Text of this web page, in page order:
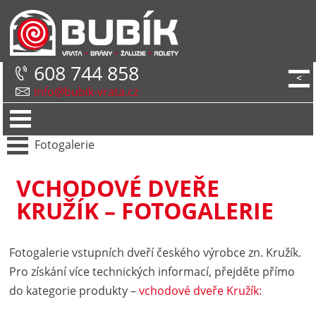
608 744 858
info@bubik-vrata.cz
<
Fotogalerie
VCHODOVÉ DVEŘE
KRUŽÍK – FOTOGALERIE
Fotogalerie vstupních dveří českého výrobce zn. Kružík.
Pro získání více technických informací, přejděte přímo
do kategorie produkty –vchodové dveře Kružík: